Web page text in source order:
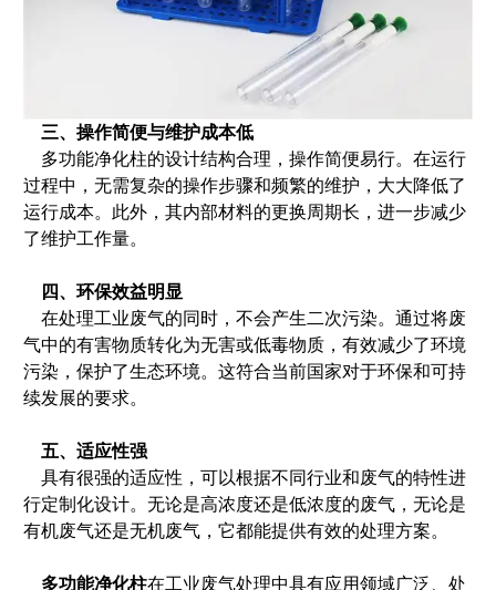
三、操作简便与维护成本低
多功能净化柱的设计结构合理，操作简便易行。在运行
过程中，无需复杂的操作步骤和频繁的维护，大大降低了
运行成本。此外，其内部材料的更换周期长，进一步减少
了维护工作量。
四、环保效益明显
在处理工业废气的同时，不会产生二次污染。通过将废
气中的有害物质转化为无害或低毒物质，有效减少了环境
污染，保护了生态环境。这符合当前国家对于环保和可持
续发展的要求。
五、适应性强
具有很强的适应性，可以根据不同行业和废气的特性进
行定制化设计。无论是高浓度还是低浓度的废气，无论是
有机废气还是无机废气，它都能提供有效的处理方案。
多功能净化柱在工业废气处理中具有应用领域广泛、处